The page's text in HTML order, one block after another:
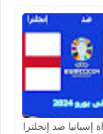
إسبانيا ضد إنجلترا